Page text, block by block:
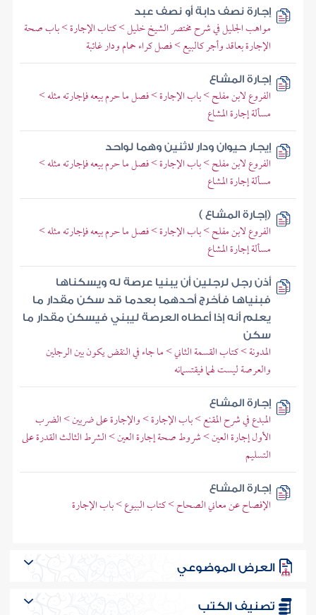
إجارة نصف دابة أو نصف عبد
مواهب الجليل في شرح مختصر الشيخ خليل > كتاب الإجارة > باب صحة
الإجارة بعاقد وأجر كالبيع > فصل كراء حمام ودار غائبة
إجارة المشاع
الفروع لابن مفلح > باب الإجارة > فصل ما حرم بيعه فإجارته مثله >
مسألة إجارة المشاع
إيجار حيوان ودار لاثنين وهما لواحد
الفروع لابن مفلح > باب الإجارة > فصل ما حرم بيعه فإجارته مثله >
مسألة إجارة المشاع
(إجارة المشاع )
الفروع لابن مفلح > باب الإجارة > فصل ما حرم بيعه فإجارته مثله >
مسألة إجارة المشاع
أذن رجل لرجلين أن يبنيا عرصة له ويسكناها
فبنياها فأخرج أحدهما بعدما قد سكن مقدار ما
يعلم أنه إذا أعطاه العرصة ليبني فيسكن مقدار ما
سكن
المدونة > كتاب القسمة الثاني > ما جاء في النقض يكون بين الرجلين
والعرصة ليست لهما فيقتسمانه
إجارة المشاع
المبدع في شرح المقنع > باب الإجارة > والإجارة على ضربين > الضرب
الأول إجارة العين > شروط صحة إجارة العين > الشرط الثالث القدرة على
التسليم
إجارة المشاع
الإفصاح عن معاني الصحاح > كتاب البيوع > باب الإجارة
العرض الموضوعي
تصنيف الكتب